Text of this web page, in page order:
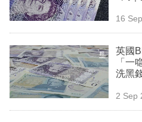
16
英國
「一
洗黑
2 Sep